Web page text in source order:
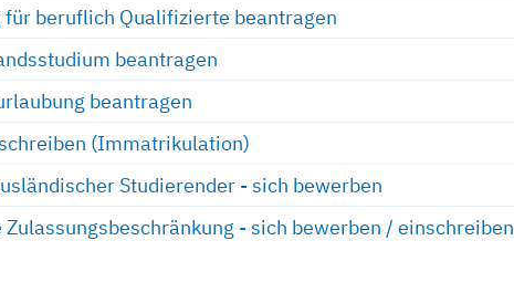
für beruflich Qualifizierte beantragen
beantragen
beantragen
(Immatrikulation)
Studierender - sich bewerben
Zulassungsbeschränkung - sich bewerben / einschreiben